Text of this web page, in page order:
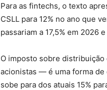
Para as fintechs, o texto
CSLL para 12% no ano que
passariam a 17,5% em 2026
O imposto sobre
acionistas — é uma forma
sobe para dos atuais 15%